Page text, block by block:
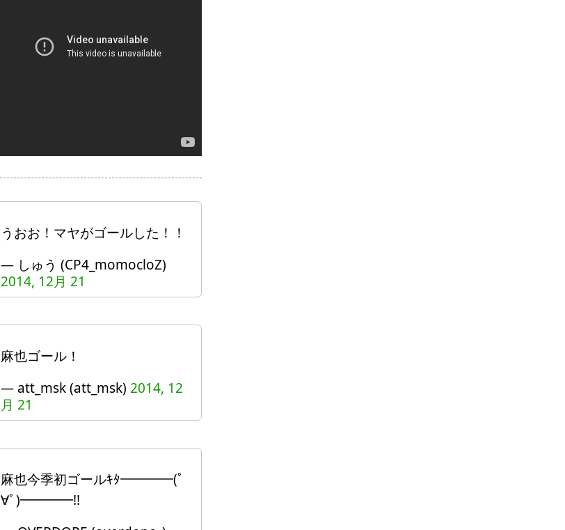
うおお！マヤがゴールした！！
— しゅう (CP4_momocloZ)
2014, 12月 21
麻也ゴール！
— att_msk (att_msk) 2014, 12
月 21
麻也今季初ゴールｷﾀ━━━━(ﾟ
∀ﾟ)━━━━!!